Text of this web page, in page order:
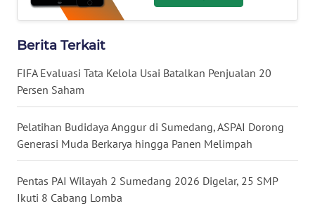
Berita Terkait
FIFA Evaluasi Tata Kelola Usai Batalkan Penjualan 20
Persen Saham
Pelatihan Budidaya Anggur di Sumedang, ASPAI Dorong
Generasi Muda Berkarya hingga Panen Melimpah
Pentas PAI Wilayah 2 Sumedang 2026 Digelar, 25 SMP
Ikuti 8 Cabang Lomba
WN
WN